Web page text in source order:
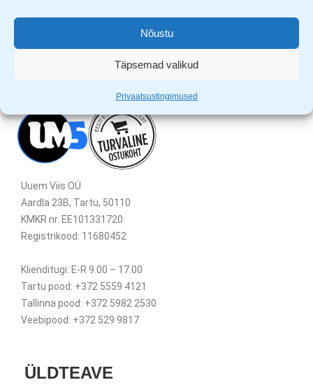
Nõustu
Täpsemad valikud
Privaatsustingimused
Uuem Viis OÜ
Aardla 23B, Tartu, 50110
KMKR nr. EE101331720
Registrikood: 11680452
Klienditugi: E-R 9.00 – 17.00
Tartu pood: +372 5559 4121
Tallinna pood: +372 5982 2530
Veebipood: +372 529 9817
ÜLDTEAVE